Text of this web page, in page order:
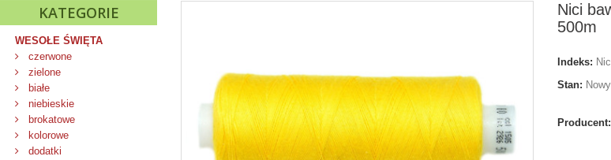
KATEGORIE
WESOŁE ŚWIĘTA
czerwone
zielone
białe
niebieskie
brokatowe
kolorowe
dodatki
Nici
500m
Indeks:
Stan:
Producent: